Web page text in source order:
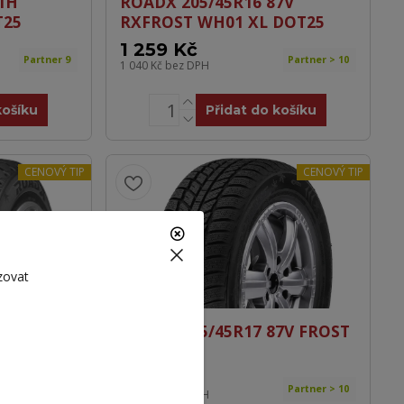
Partner 9
RXFROST WH01 XL DOT25
1 259 Kč
1 040 Kč bez DPH Partner > 10
Přidat do košíku
CENOVÝ TIP CENOVÝ TIP
ROADX 215/45R17 87V FROST
bez DPH Partner > 10